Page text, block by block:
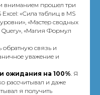
вниманием прошел три
«Сила таблиц в MS
«Мастер cводных
Query», «Магия Формул
обратную связь и
уважение и
ожидания на 100% . Я
рассчитывал и даже
я получить